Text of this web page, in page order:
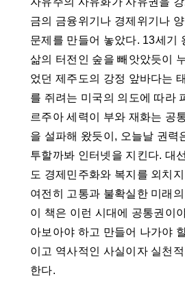
금의 금융위기나 경제위기나
문제를 만들어 놓았다. 13세기
삶의 터전인 숲을 빼앗았듯이
었던 제주도의 강정 앞바다는
를 쥐려는 미국의 의도에 따라
르주아 세력이 부와 재화는 공
을 설파해 왔듯이, 오늘날 권력
투할까봐 인터넷을 지킨다. 대
도 경제민주화와 복지를 외치
여전히 고통과 불확실한 미래
이 책은 이런 시대에 공통권이
아보아야 하고 만들어 나가야
이고 역사적인 사실이자 실천
한다.